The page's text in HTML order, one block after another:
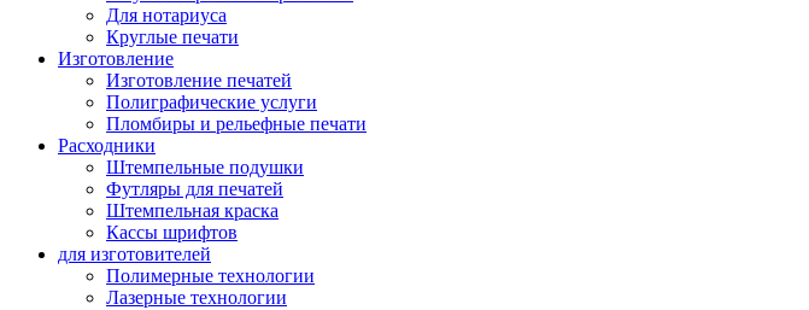
Для нотариуса
Круглые печати
Изготовление
Изготовление печатей
Полиграфические услуги
Пломбиры и рельефные печати
Расходники
Штемпельные подушки
Футляры для печатей
Штемпельная краска
Кассы шрифтов
для изготовителей
Полимерные технологии
Лазерные технологии